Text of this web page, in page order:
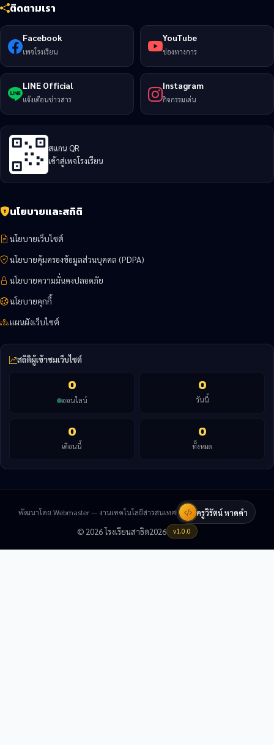
ติดตามเรา
Facebook
เพจโรงเรียน
YouTube
ช่องทางการ
LINE Official
แจ้งเตือนข่าวสาร
Instagram
กิจกรรมเด่น
สแกน QR
เข้าสู่เพจโรงเรียน
นโยบายและสถิติ
นโยบายเว็บไซต์
นโยบายคุ้มครองข้อมูลส่วนบุคคล (PDPA)
นโยบายความมั่นคงปลอดภัย
นโยบายคุกกี้
แผนผังเว็บไซต์
สถิติผู้เข้าชมเว็บไซต์
0
ออนไลน์
0
วันนี้
0
เดือนนี้
0
ทั้งหมด
© 2026 โรงเรียนสาธิต2026 v1.0.0
พัฒนาโดย Webmaster — งานเทคโนโลยีสารสนเทศ ครูวิรัตน์ หาดคำ